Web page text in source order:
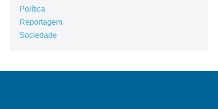
Política
Reportagem
Sociedade